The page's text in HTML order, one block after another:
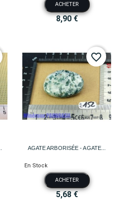
ACHETER
8,90 €
AGATE ARBORISÉE - AGATE...
En Stock
ACHETER
5,68 €
favorite_border